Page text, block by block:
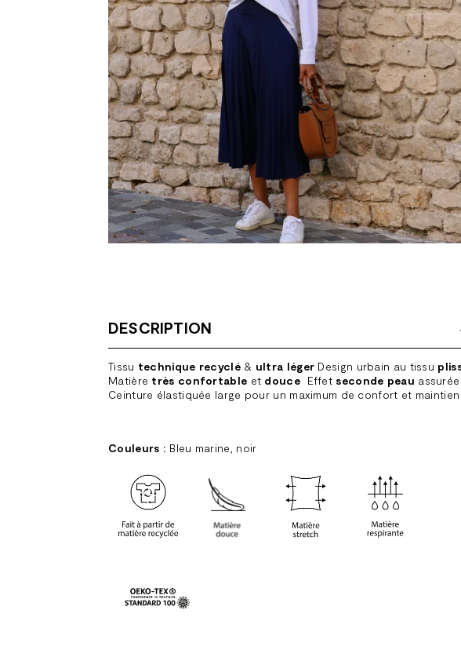
DESCRIPTION
Tissu technique recyclé & ultra léger Design urbain au tissu
Matière très confortable et douce Effet seconde peau assurée
Ceinture élastiquée large pour un maximum de confort et maintien
Couleurs : Bleu marine, noir